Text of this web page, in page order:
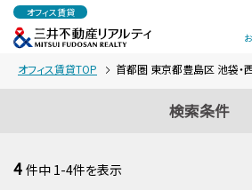
オフィス賃貸
オフィス賃貸TOP 首都圏 東京都豊島区 池袋・
検索条件
4 件中 1-4件を表示